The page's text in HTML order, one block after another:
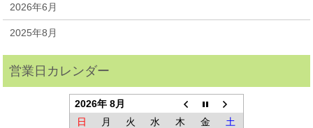
2026年6月
2025年8月
2026年 8月
日
月 火 水 木 金
土